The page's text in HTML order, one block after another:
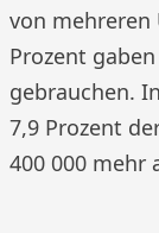
von mehreren
Prozent
gebrauchen.
7,9 Prozent
400 000 mehr